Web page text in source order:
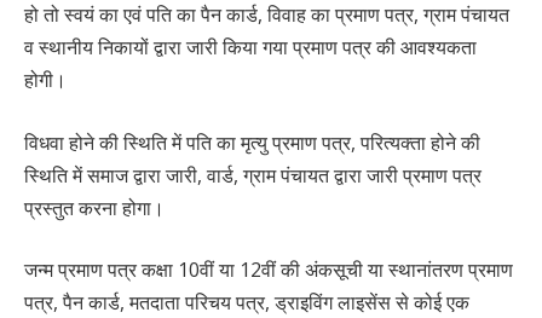
हो तो स्वयं का एवं पति का पैन कार्ड, विवाह का प्रमाण पत्र, ग्राम पंचायत
व स्थानीय निकायों द्वारा जारी किया गया प्रमाण पत्र की आवश्यकता
होगी।
विधवा होने की स्थिति में पति का मृत्यु प्रमाण पत्र, परित्यक्ता होने की
स्थिति में समाज द्वारा जारी, वार्ड, ग्राम पंचायत द्वारा जारी प्रमाण पत्र
प्रस्तुत करना होगा।
जन्म प्रमाण पत्र कक्षा 10वीं या 12वीं की अंकसूची या स्थानांतरण प्रमाण
पत्र, पैन कार्ड, मतदाता परिचय पत्र, ड्राइविंग लाइसेंस से कोई एक